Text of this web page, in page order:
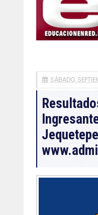
SÁBADO,